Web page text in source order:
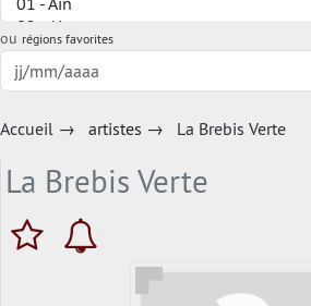
ou régions favorites
Accueil → artistes → La Brebis Verte
La Brebis Verte